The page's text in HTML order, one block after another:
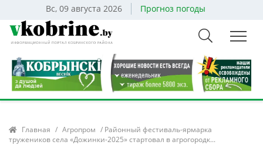
Вс, 09 августа 2026 Прогноз погоды
Главная / Агропром / Районный фестиваль-ярмарка
тружеников села «Дожинки-2025» стартовал в агрогородк...